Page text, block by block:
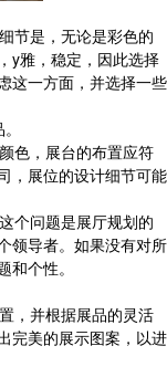
节是，无论是彩色的
y雅，稳定，因此选择
这一方面，并选择一些
色，展台的布置应符
，展位的设计细节可能
个问题是展厅规划的
领导者。如果没有对所
个性。
，并根据展品的灵活
完美的展示图案，以进